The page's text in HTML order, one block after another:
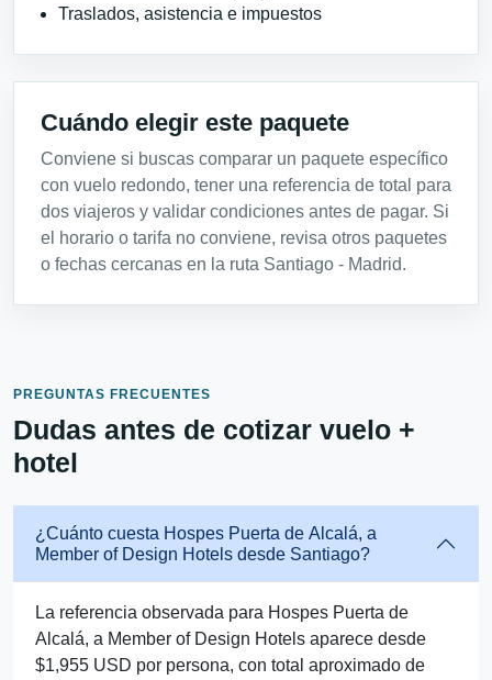
Traslados, asistencia e impuestos
Cuándo elegir este paquete
Conviene si buscas comparar un paquete específico
con vuelo redondo, tener una referencia de total para
dos viajeros y validar condiciones antes de pagar. Si
el horario o tarifa no conviene, revisa otros paquetes
o fechas cercanas en la ruta Santiago - Madrid.
PREGUNTAS FRECUENTES
Dudas antes de cotizar vuelo +
hotel
¿Cuánto cuesta Hospes Puerta de Alcalá, a
Member of Design Hotels desde Santiago?
La referencia observada para Hospes Puerta de
Alcalá, a Member of Design Hotels aparece desde
$1,955 USD por persona, con total aproximado de